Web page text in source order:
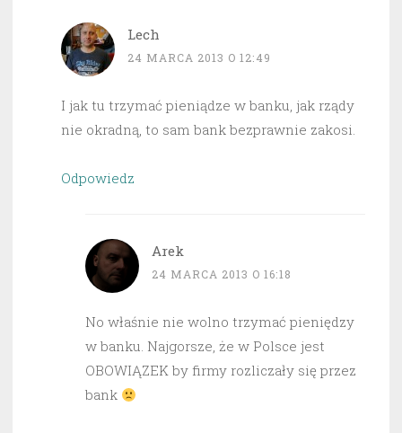
Lech
24 MARCA 2013 O 12:49
I jak tu trzymać pieniądze w banku, jak rządy
nie okradną, to sam bank bezprawnie zakosi.
Odpowiedz
Arek
24 MARCA 2013 O 16:18
No właśnie nie wolno trzymać pieniędzy
w banku. Najgorsze, że w Polsce jest
OBOWIĄZEK by firmy rozliczały się przez
bank